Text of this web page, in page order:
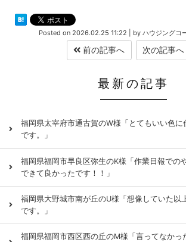
Posted on 2026.02.25 11:22 by ハウジングコ
前の記事へ 次の記事へ
最新の記事
福岡県太宰府市通古賀のW様「とてもいい色に
です。」
福岡県福岡市早良区弥生のK様「作業日報での
できて良かったです！！」
福岡県大野城市南が丘のU様「想像していた以
です。」
福岡県福岡市西区西の丘のM様「言ってなかっ